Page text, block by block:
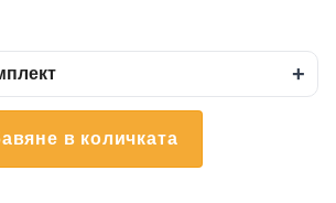
+
в количката